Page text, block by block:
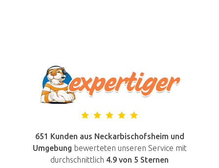
651 Kunden aus Neckarbischofsheim und
Umgebung bewerteten unseren Service mit
durchschnittlich 4.9 von 5 Sternen